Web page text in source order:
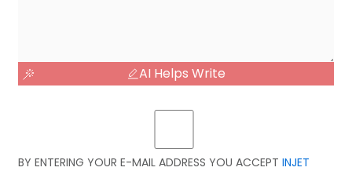
AI Helps Write
BY ENTERING YOUR E-MAIL ADDRESS YOU ACCEPT INJET